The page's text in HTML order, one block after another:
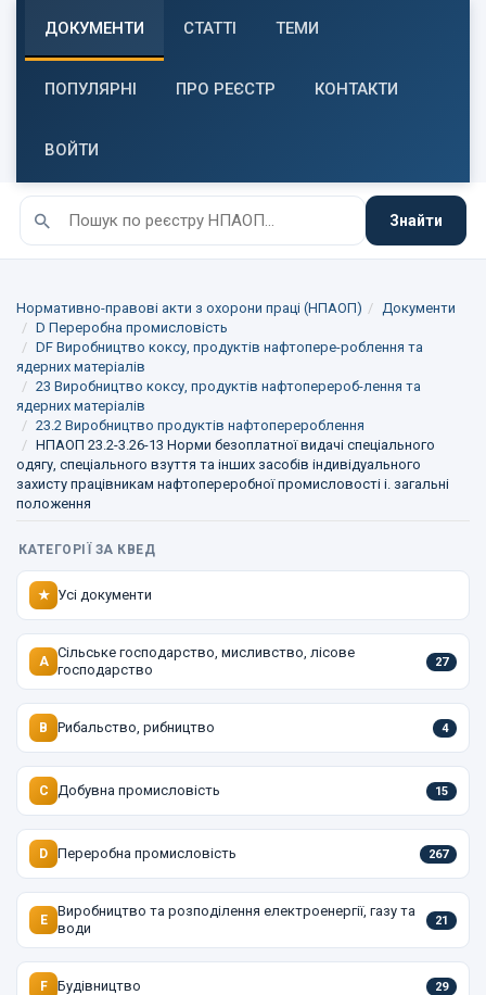
ДОКУМЕНТИ СТАТТІ ТЕМИ
ПОПУЛЯРНІ ПРО РЕЄСТР КОНТАКТИ
ВОЙТИ
Знайти
Нормативно-правові акти з охорони праці (НПАОП)
Документи
D Переробна промисловість
DF Виробництво коксу, продуктів нафтопере-роблення та
ядерних матеріалів
23 Виробництво коксу, продуктів нафтоперероб-лення та
ядерних матеріалів
23.2 Виробництво продуктів нафтоперероблення
НПАОП 23.2-3.26-13 Норми безоплатної видачі спеціального
одягу, спеціального взуття та інших засобів індивідуального
захисту працівникам нафтопереробної промисловості i. загальні
положення
КАТЕГОРІЇ ЗА КВЕД
★ Усі документи
A
Сільське господарство, мисливство, лісове
господарство
27
B Рибальство, рибництво 4
C Добувна промисловість 15
D Переробна промисловість 267
E
Виробництво та розподілення електроенергії, газу та
води
21
F Будівництво 29